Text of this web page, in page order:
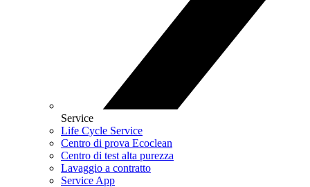
Service
Life Cycle Service
Centro di prova Ecoclean
Centro di test alta purezza
Lavaggio a contratto
Service App